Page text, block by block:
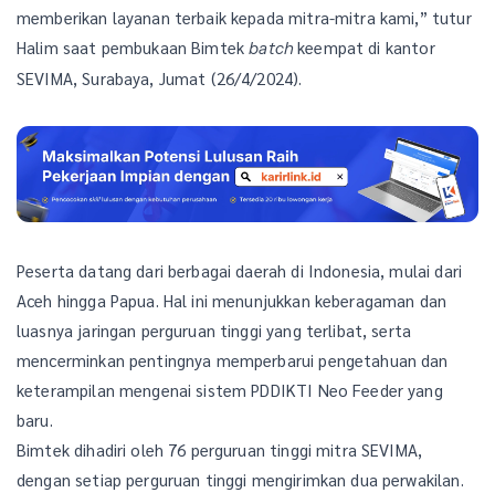
memberikan layanan terbaik kepada mitra-mitra kami,” tutur
Halim saat pembukaan Bimtekbatchkeempat di kantor
SEVIMA, Surabaya, Jumat (26/4/2024).
Peserta datang dari berbagai daerah di Indonesia, mulai dari
Aceh hingga Papua. Hal ini menunjukkan keberagaman dan
luasnya jaringan perguruan tinggi yang terlibat, serta
mencerminkan pentingnya memperbarui pengetahuan dan
keterampilan mengenai sistem PDDIKTI Neo Feeder yang
baru.
Bimtek dihadiri oleh 76 perguruan tinggi mitra SEVIMA,
dengan setiap perguruan tinggi mengirimkan dua perwakilan.